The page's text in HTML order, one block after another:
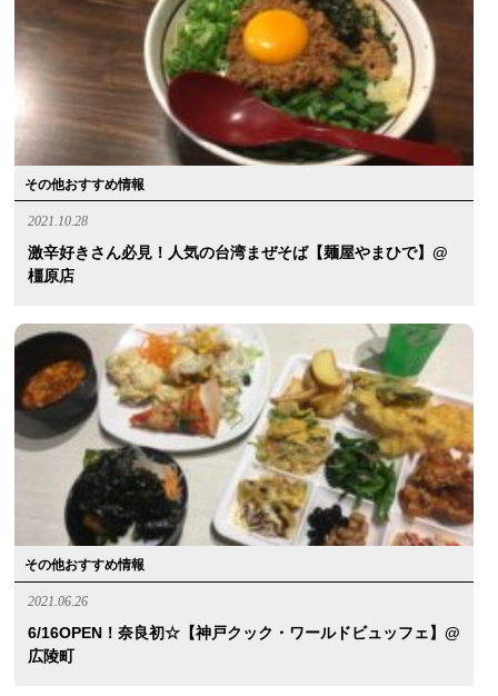
その他おすすめ情報
2021.10.28
激辛好きさん必見！人気の台湾まぜそば【麺屋やまひで】@
橿原店
その他おすすめ情報
2021.06.26
6/16OPEN！奈良初☆【神戸クック・ワールドビュッフェ】@
広陵町